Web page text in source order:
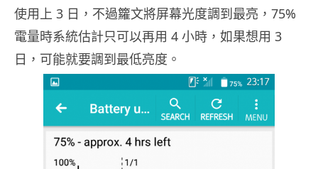
使用上 3 日，不過籮文將屏幕光度調到最亮，75%
電量時系統估計只可以再用 4 小時，如果想用 3
日，可能就要調到最低亮度。